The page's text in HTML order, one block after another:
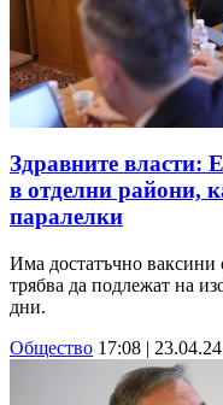
Здравните власти:
в отделни райони,
паралелки
Има достатъчно
трябва да подлежат на
дни.
Общество 17:08 | 23.04.24